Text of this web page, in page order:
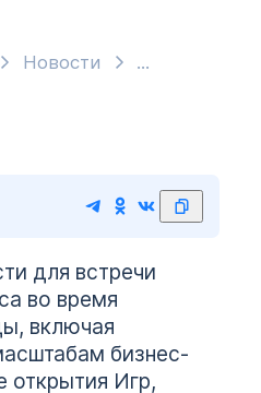
Новости
для встречи
во время
включая
бизнес-
открытия Игр,